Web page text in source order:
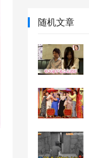
随机文章